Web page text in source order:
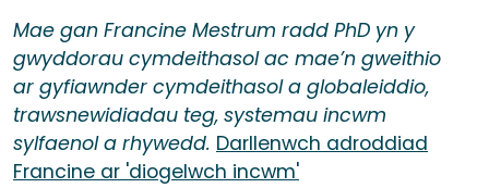
Mae gan Francine Mestrum radd PhD yn y
gwyddorau cymdeithasol ac mae’n gweithio
ar gyfiawnder cymdeithasol a globaleiddio,
trawsnewidiadau teg, systemau incwm
sylfaenol a rhywedd. Darllenwch adroddiad
Francine ar 'diogelwch incwm'